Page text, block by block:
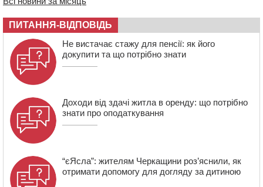
зерна нового врожаю
13:40 На Кам’янщині сталася масштабна пожежа
сміттєзвалища
ПИТАННЯ-ВІДПОВІДЬ
Не вистачає стажу для пенсії: як його
докупити та що потрібно знати
Доходи від здачі житла в оренду: що потрібно
знати про оподаткування
“єЯсла”: жителям Черкащини роз’яснили, як
отримати допомогу для догляду за дитиною